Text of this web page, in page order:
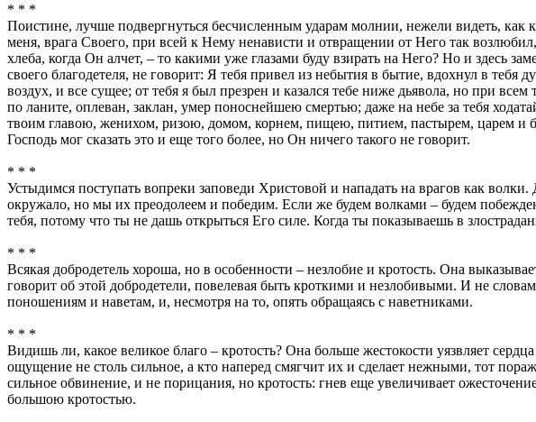
* * *
Поистине, лучше подвергнуться бесчисленным ударам молнии, нежели видеть, как
меня, врага Своего, при всей к Нему ненависти и отвращении от Него так
хлеба, когда Он алчет, – то какими уже глазами буду взирать на Него? Но и здесь
своего благодетеля, не говорит: Я тебя привел из небытия в бытие, вдохнул в
воздух, и все сущее; от тебя я был презрен и казался тебе ниже дьявола, но при
по ланите, оплеван, заклан, умер поноснейшею смертью; даже на небе за тебя
твоим главою, женихом, ризою, домом, корнем, пищею, питием, пастырем, царем и
Господь мог сказать это и еще того более, но Он ничего такого не говорит.
* * *
Устыдимся поступать вопреки заповеди Христовой и нападать на врагов как
окружало, но мы их преодолеем и победим. Если же будем волками – будем
тебя, потому что ты не дашь открыться Его силе. Когда ты показываешь в
* * *
Всякая добродетель хороша, но в особенности – незлобие и кротость. Она
говорит об этой добродетели, повелевая быть кроткими и незлобивыми. И не
поношениям и наветам, и, несмотря на то, опять обращаясь с наветниками.
* * *
Видишь ли, какое великое благо – кротость? Она больше жестокости уязвляет
ощущение не столь сильное, а кто наперед смягчит их и сделает нежными, тот
сильное обвинение, и не порицания, но кротость: гнев еще увеличивает
большою кротостью.